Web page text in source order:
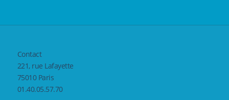
Contact
221, rue Lafayette
75010 Paris
01.40.05.57.70